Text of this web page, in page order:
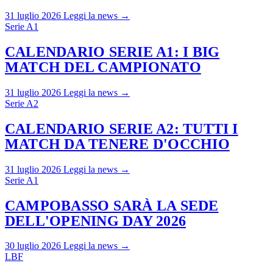
31 luglio 2026 Leggi la news →
Serie A1
CALENDARIO SERIE A1: I BIG
MATCH DEL CAMPIONATO
31 luglio 2026 Leggi la news →
Serie A2
CALENDARIO SERIE A2: TUTTI I
MATCH DA TENERE D'OCCHIO
31 luglio 2026 Leggi la news →
Serie A1
CAMPOBASSO SARÀ LA SEDE
DELL'OPENING DAY 2026
30 luglio 2026 Leggi la news →
LBF